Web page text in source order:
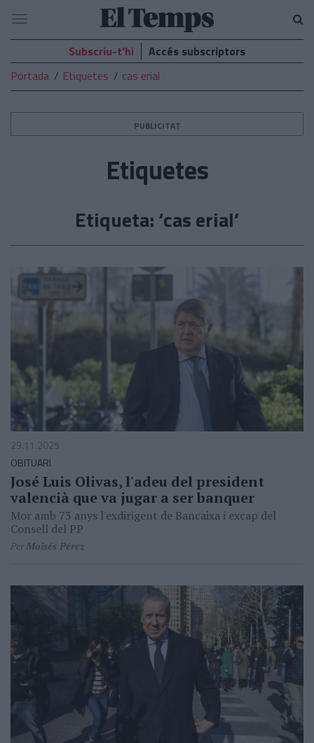
El
Temps
Navegació
Subscriu-t’hi
Accés subscriptors
Portada
Etiquetes cas erial
PUBLICITAT
Etiquetes
Etiqueta: ‘cas erial’
29.11.2025
OBITUARI
José Luis Olivas, l'adeu del president
valencià que va jugar a ser banquer
Mor amb 73 anys l'exdirigent de Bancaixa i excap del
Consell del PP
PerMoisés Pérez